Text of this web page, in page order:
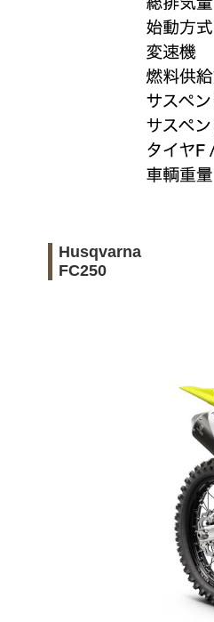
Husqvarna
FC250